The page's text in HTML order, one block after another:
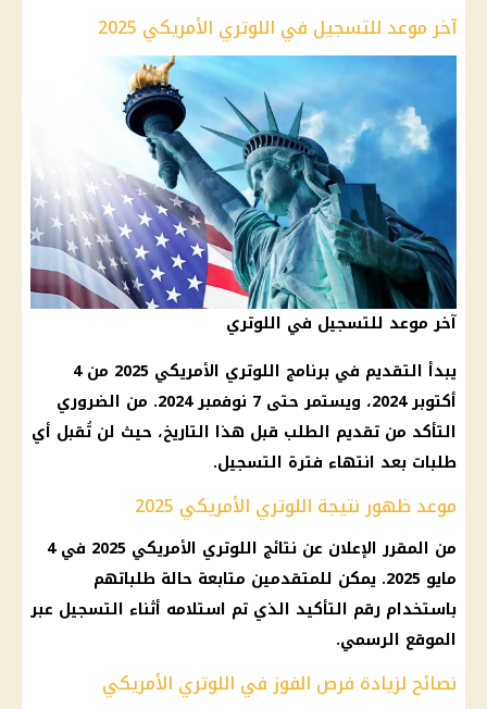
آخر موعد للتسجيل في اللوتري الأمريكي 2025
آخر موعد للتسجيل في اللوتري
يبدأ التقديم في برنامج اللوتري الأمريكي 2025
من 4
أكتوبر 2024، ويستمر حتى 7 نوفمبر 2024. من الضروري
التأكد من تقديم الطلب قبل هذا التاريخ، حيث لن تُقبل أي
طلبات بعد انتهاء فترة التسجيل.
موعد ظهور نتيجة اللوتري الأمريكي 2025
من المقرر الإعلان عن نتائج اللوتري الأمريكي 2025
في 4
مايو 2025. يمكن للمتقدمين متابعة حالة طلباتهم
باستخدام رقم التأكيد الذي تم استلامه أثناء التسجيل عبر
الموقع الرسمي.
نصائح لزيادة فرص الفوز في اللوتري الأمريكي